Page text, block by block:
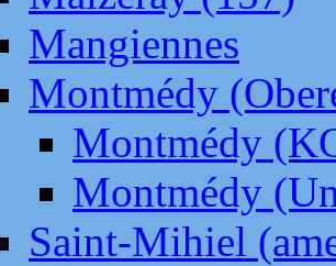
Mangiennes
Montmédy
Montmédy
Montmédy
Saint-Mihiel